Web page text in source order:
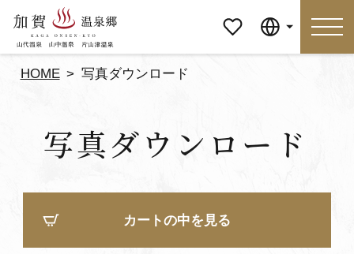
ージ
おみやげ イベント
HOME 写真ダウンロード
写真ダウンロード
カートの中を見る